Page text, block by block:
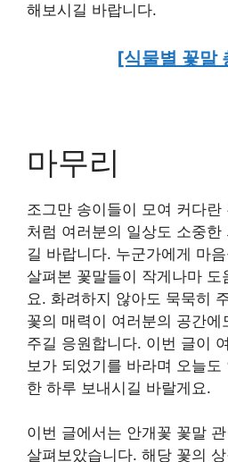
해보시길 바랍니다.
[식물별 꽃말
마무리
조그만 송이들이 모여 커다
처럼 여러분의 일상도 소중한
길 바랍니다. 누군가에게 마
살펴본 꽃말들이 작게나마 도
요. 화려하지 않아도 묵묵히
꽃의 매력이 여러분의 공간에
주길 응원합니다. 이번 글이
보가 되었기를 바라며 오늘
한 하루 보내시길 바랄게요.
이번 글에서는 안개꽃 꽃말
살펴보았습니다. 해당 꽃의